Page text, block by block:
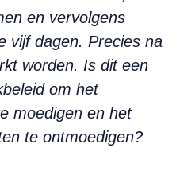
en vervolgens
vijf dagen. Precies na
worden. Is dit een
om het
moedigen en het
te ontmoedigen?